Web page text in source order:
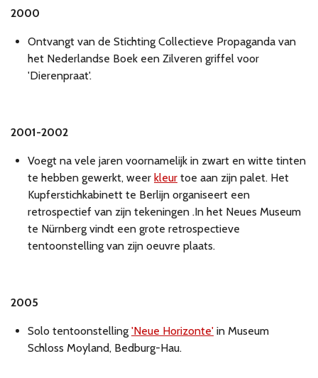
2000
Ontvangt van de Stichting Collectieve Propaganda van
het Nederlandse Boek een Zilveren griffel voor
'Dierenpraat'.
2001-2002
Voegt na vele jaren voornamelijk in zwart en witte tinten
te hebben gewerkt, weer kleur toe aan zijn palet. Het
Kupferstichkabinett te Berlijn organiseert een
retrospectief van zijn tekeningen .In het Neues Museum
te Nürnberg vindt een grote retrospectieve
tentoonstelling van zijn oeuvre plaats.
2005
Solo tentoonstelling 'Neue Horizonte' in Museum
Schloss Moyland, Bedburg-Hau.